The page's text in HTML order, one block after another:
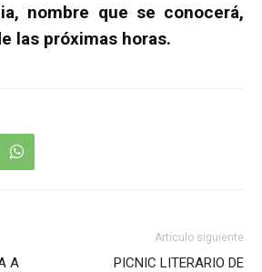
nombre que se conocerá,
las próximas horas.
A
Artículo siguiente
PICNIC LITERARIO DE